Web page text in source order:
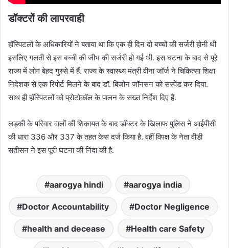
डॉक्टरों की लापरवाही
हॉस्पिटलों के अधिकारियों ने बताया था कि एक ही दिन दो बच्चों की सर्जरी होनी थी
इसलिए गलती से इस बच्ची की जीभ की सर्जरी हो गई थी. इस घटना के बाद से पूरे
राज्य में लोग बेहद गुस्से में हैं. राज्य के स्वास्थ्य मंत्री वीना जॉर्ज ने चिकित्सा शिक्षा
निदेशक से एक रिपोर्ट मिलने के बाद डॉ. बिजोन जॉनसन को सस्पेंड कर दिया.
साथ ही हॉस्पिटलों को प्रोटोकॉल के पालन के सख्त निर्देश दिए हैं.
लड़की के परिवार वालों की शिकायत के बाद डॉक्टर के खिलाफ पुलिस ने आईपीसी
की धारा 336 और 337 के तहत केस दर्ज किया है. वहीं विपक्ष के नेता वीडी
सतीसन ने इस पूरी घटना की निंदा की है.
aarogya hindi aarogya india
Doctor Accountability Doctor Negligence
health and decease Health care Safety